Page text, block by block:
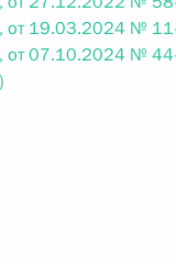
Российской
№ 245-ФЗ
19.03.2024 №
07.10.2024 №